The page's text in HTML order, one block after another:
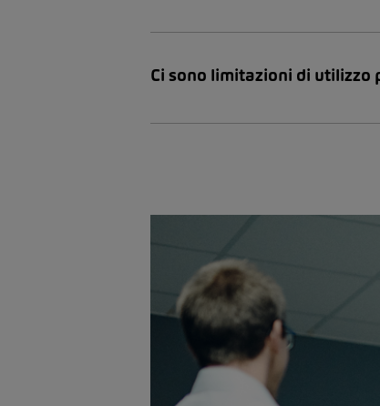
Ci sono limitazioni di